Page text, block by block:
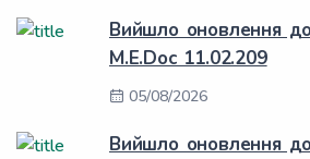
Вийшло оновлення
M.E.Doc 11.02.209
05/08/2026
Вийшло оновлення